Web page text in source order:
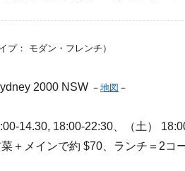
プ： モダン・フレンチ）
2000 NSW － 地図 －
14.30, 18:00-22:30、（土）
＋メインで約 $70、ランチ＝2コ